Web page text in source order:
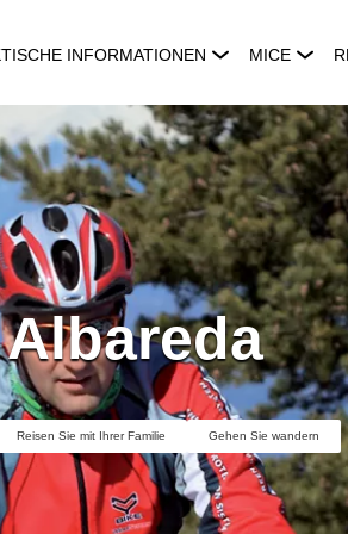
INFORMATIONEN MICE
Reisen Sie mit Ihrer Familie Gehen Sie wandern